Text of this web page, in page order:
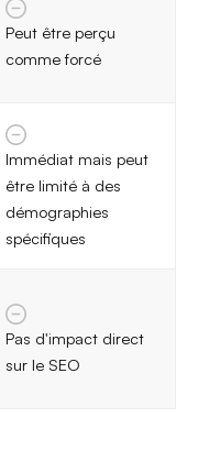
Peut être perçu
comme forcé
Immédiat mais peut
être limité à des
démographies
spécifiques
Pas d'impact direct
sur le SEO